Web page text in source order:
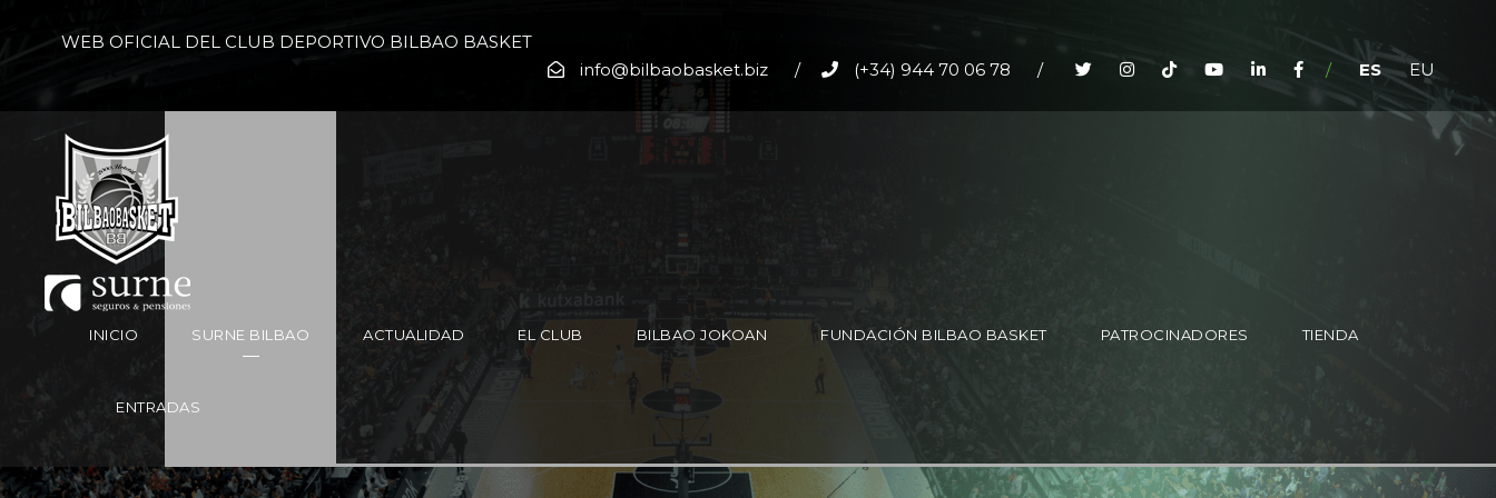
WEB OFICIAL DEL CLUB DEPORTIVO BILBAO BASKET
info@bilbaobasket.biz
/ (+34) 944 70 06 78 / / ES EU
INICIO SURNE BILBAO ACTUALIDAD EL CLUB BILBAO JOKOAN FUNDACIÓN BILBAO BASKET PATROCINADORES TIENDA
ENTRADAS